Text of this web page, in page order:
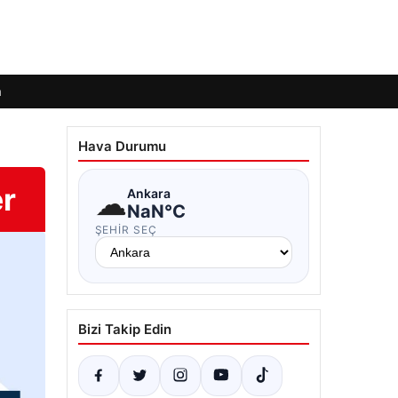
Hava Durumu
☁Ankara
NaN°C
ŞEHIR SEÇ
Bizi Takip Edin